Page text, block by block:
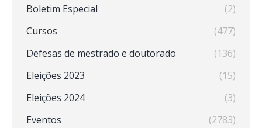
Boletim Especial
(2)
Cursos
(477)
Defesas de mestrado e doutorado
(136)
Eleições 2023
(15)
Eleições 2024
(3)
Eventos
(2783)